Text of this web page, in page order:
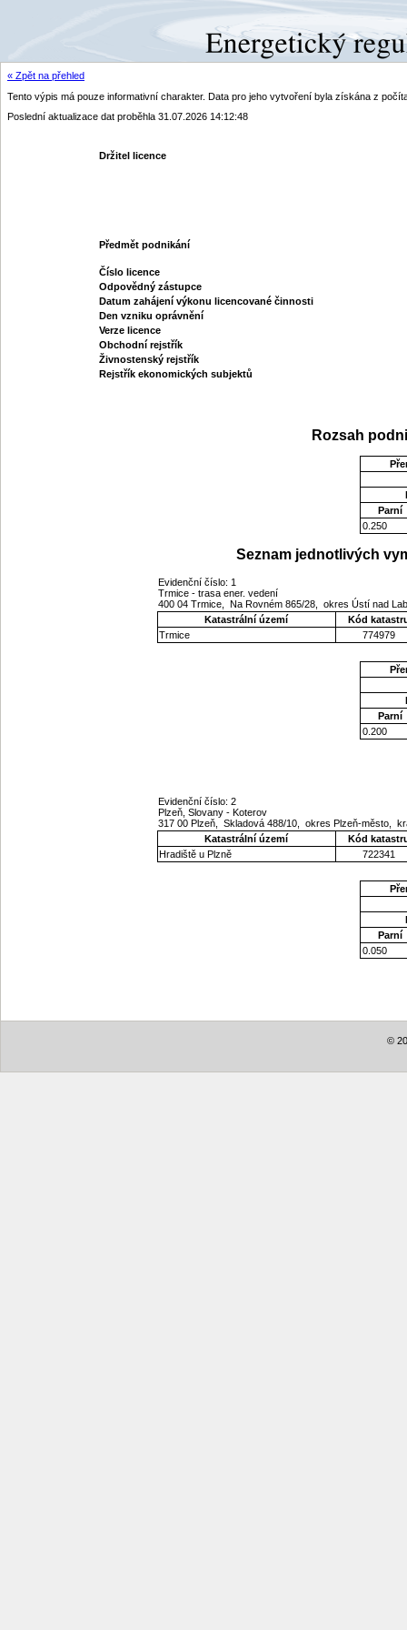
« Zpět na přehled
Tento výpis má pouze informativní charakter. Data pro jeho vytvoření byla získána z
Poslední aktualizace dat proběhla 31.07.2026 14:12:48
Držitel licence
Předmět podnikání
Číslo licence
Odpovědný zástupce
Datum zahájení výkonu licencované činnosti
Den vzniku oprávnění
Verze licence
Obchodní rejstřík
Živnostenský rejstřík
Rejstřík ekonomických subjektů
Rozsah
Parní
0.250
Seznam jednotlivých
Evidenční číslo: 1
Trmice - trasa ener. vedení
400 04 Trmice, Na Rovném 865/28, okres Ústí nad
Katastrální území
Kód
Trmice
774979
Parní
0.200
Evidenční číslo: 2
Plzeň, Slovany - Koterov
317 00 Plzeň, Skladová 488/10, okres Plzeň-město,
Katastrální území
Kód
Hradiště u Plzně
722341
Parní
0.050
©